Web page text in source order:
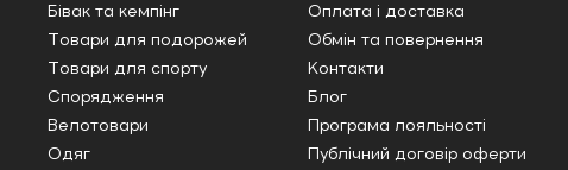
Бівак та кемпінг
Товари для подорожей
Товари для спорту
Спорядження
Велотовари
Одяг
Оплата і доставка
Обмін та повернення
Контакти
Блог
Програма лояльності
Публічний договір оферти